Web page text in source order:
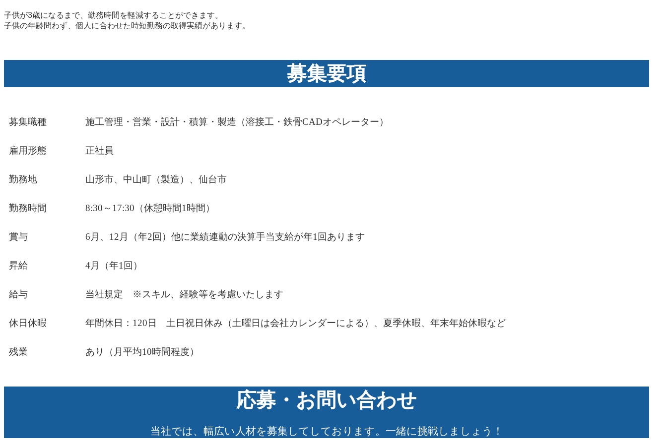
子供が3歳になるまで、勤務時間を軽減することができます。
子供の年齢問わず、個人に合わせた時短勤務の取得実績があります。
募集要項
募集職種 施工管理・営業・設計・積算・製造（溶接工・鉄骨CADオペレーター）
雇用形態 正社員
勤務地 山形市、中山町（製造）、仙台市
勤務時間 8:30～17:30（休憩時間1時間）
賞与 6月、12月（年2回）他に業績連動の決算手当支給が年1回あります
昇給 4月（年1回）
給与 当社規定 ※スキル、経験等を考慮いたします
休日休暇 年間休日：120日 土日祝日休み（土曜日は会社カレンダーによる）、夏季休暇、年末年始休暇など
残業 あり（月平均10時間程度）
応募・お問い合わせ
当社では、幅広い人材を募集してしております。一緒に挑戦しましょう！